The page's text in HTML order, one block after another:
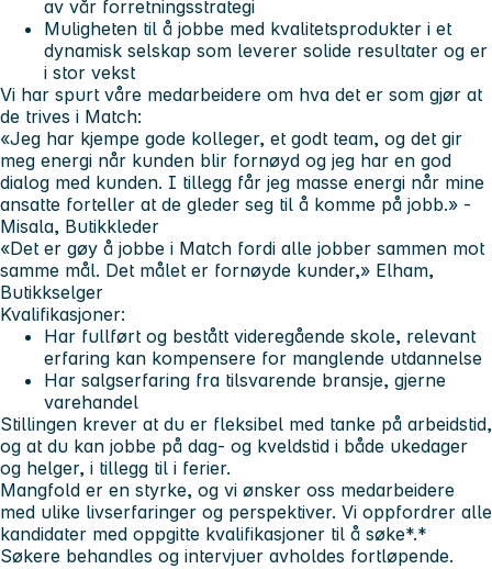
av vår forretningsstrategi
Muligheten til å jobbe med kvalitetsprodukter i et
dynamisk selskap som leverer solide resultater og er
i stor vekst
Vi har spurt våre medarbeidere om hva det er som gjør at
de trives i Match:
«Jeg har kjempe gode kolleger, et godt team, og det gir
meg energi når kunden blir fornøyd og jeg har en god
dialog med kunden. I tillegg får jeg masse energi når mine
ansatte forteller at de gleder seg til å komme på jobb.» -
Misala, Butikkleder
«Det er gøy å jobbe i Match fordi alle jobber sammen mot
samme mål. Det målet er fornøyde kunder,» Elham,
Butikkselger
Kvalifikasjoner:
Har fullført og bestått videregående skole, relevant
erfaring kan kompensere for manglende utdannelse
Har salgserfaring fra tilsvarende bransje, gjerne
varehandel
Stillingen krever at du er fleksibel med tanke på arbeidstid,
og at du kan jobbe på dag- og kveldstid i både ukedager
og helger, i tillegg til i ferier.
Mangfold er en styrke, og vi ønsker oss medarbeidere
med ulike livserfaringer og perspektiver. Vi oppfordrer alle
kandidater med oppgitte kvalifikasjoner til å søke*.*
Søkere behandles og intervjuer avholdes fortløpende.